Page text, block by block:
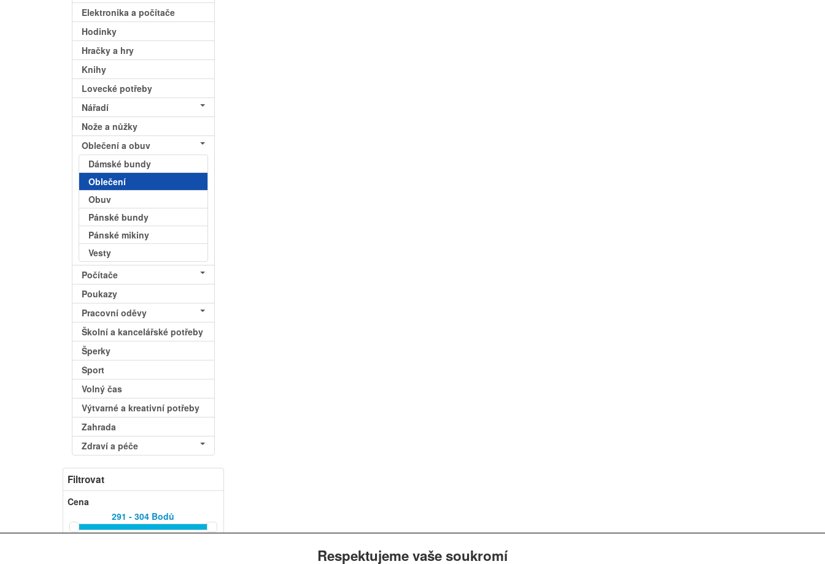
Elektronika a počítače
Hodinky
Hračky a hry
Knihy
Lovecké potřeby
Nářadí
Nože a nůžky
Oblečení a obuv
Dámské bundy
Oblečení
Obuv
Pánské bundy
Pánské mikiny
Vesty
Počítače
Poukazy
Pracovní oděvy
Školní a kancelářské potřeby
Šperky
Sport
Volný čas
Výtvarné a kreativní potřeby
Zahrada
Zdraví a péče
Filtrovat
Cena
291 - 304 Bodů
Respektujeme vaše soukromí